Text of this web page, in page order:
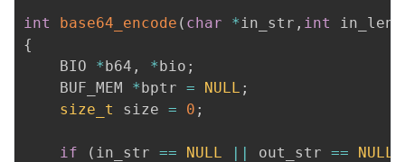
int base64_encode ( char *in_str , int in_len
{
	BIO
*b64 , *bio ;
	BUF_MEM
*bptr = NULL ;
size_t
size = 0 ;
if ( in_str == NULL || out_str == NULL